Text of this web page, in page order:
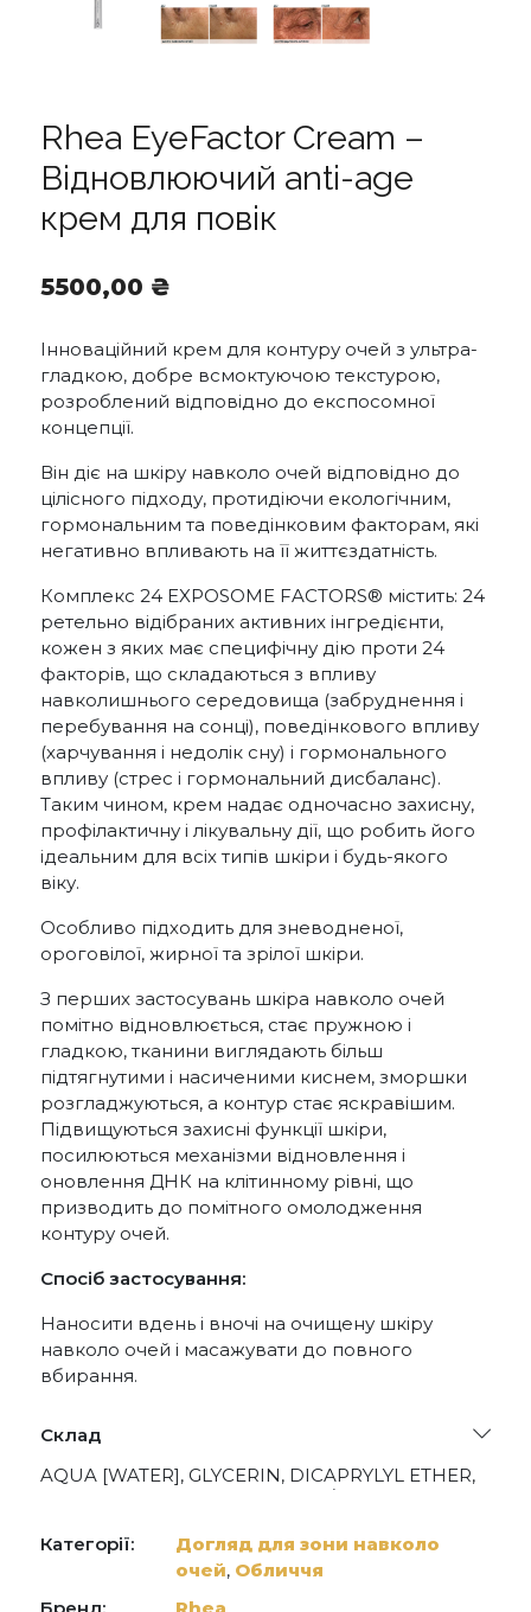
Rhea EyeFactor Cream –
Відновлюючий anti-age
крем для повік
5500,00 ₴
Інноваційний крем для контуру очей з ультра-
гладкою, добре всмоктуючою текстурою,
розроблений відповідно до експосомної
концепції.
Він діє на шкіру навколо очей відповідно до
цілісного підходу, протидіючи екологічним,
гормональним та поведінковим факторам, які
негативно впливають на її життєздатність.
Комплекс 24 EXPOSOME FACTORS® містить: 24
ретельно відібраних активних інгредієнти,
кожен з яких має специфічну дію проти 24
факторів, що складаються з впливу
навколишнього середовища (забруднення і
перебування на сонці), поведінкового впливу
(харчування і недолік сну) і гормонального
впливу (стрес і гормональний дисбаланс).
Таким чином, крем надає одночасно захисну,
профілактичну і лікувальну дії, що робить його
ідеальним для всіх типів шкіри і будь-якого
віку.
Особливо підходить для зневодненої,
ороговілої, жирної та зрілої шкіри.
З перших застосувань шкіра навколо очей
помітно відновлюється, стає пружною і
гладкою, тканини виглядають більш
підтягнутими і насиченими киснем, зморшки
розгладжуються, а контур стає яскравішим.
Підвищуються захисні функції шкіри,
посилюються механізми відновлення і
оновлення ДНК на клітинному рівні, що
призводить до помітного омолодження
контуру очей.
Спосіб застосування:
Наносити вдень і вночі на очищену шкіру
навколо очей і масажувати до повного
вбирання.
Склад
AQUA [WATER], GLYCERIN, DICAPRYLYL ETHER,
PENTYLENE GLYCOL, CAPRYLIC/CAPRIC
POLYPROPYLSILSESQUIOXANE,
TRIMETHYLSILOXYSILICATE, DEINOCOCCUS
FERMENT EXTRACT FILTRATE, ECTOIN, ACETYL
ZINGERONE, HYDROLYZED TOMATO SKIN,
Категорії:
Догляд для зони навколо
очей, Обличчя